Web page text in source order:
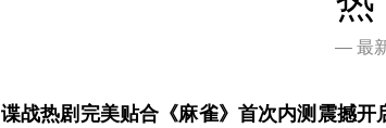
— 最
谍战热剧完美贴合《麻雀》首次内测震撼开